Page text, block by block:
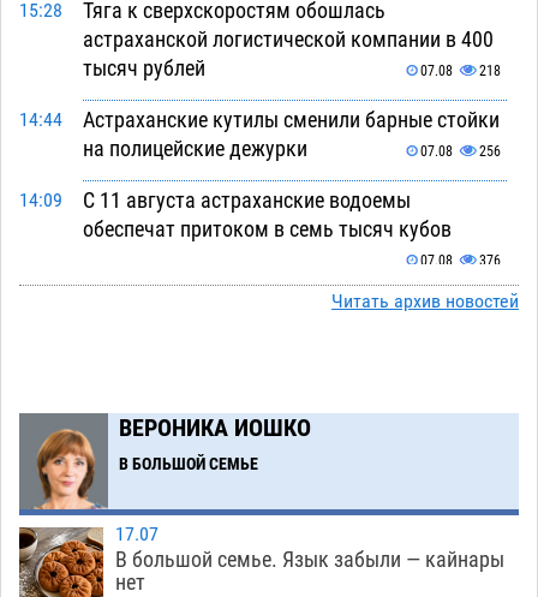
15:28
Тяга к сверхскоростям обошлась
астраханской логистической компании в 400
тысяч рублей
07.08 218
14:44
Астраханские кутилы сменили барные стойки
на полицейские дежурки
07.08 256
14:09
С 11 августа астраханские водоемы
обеспечат притоком в семь тысяч кубов
07.08 376
Астраханский аэропорт попробует отбиться
помойку
11:58
В Астрахани подросток угнал мотоцикл и
похитил чужие мобильник с банковскими
картами
11:20
Астраханцев ждут на парковом газоне с
Читать архив новостей
ВЕРОНИКА ИОШКО
В БОЛЬШОЙ СЕМЬЕ
17.07
В большой семье. Язык забыли — кайнары
нет